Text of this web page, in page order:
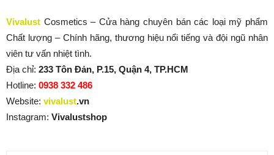
Vivalust Cosmetics – Cửa hàng chuyên bán các loại mỹ phẩm
Chất lượng – Chính hãng, thương hiệu nổi tiếng và đội ngũ nhân
viên tư vấn nhiệt tình.
Địa chỉ: 233 Tôn Đản, P.15, Quận 4, TP.HCM
Hotline: 0938 332 486
Website: vivalust.vn
Instagram: Vivalustshop